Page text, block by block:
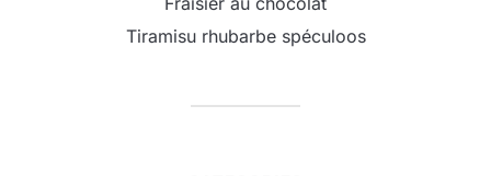
Tiramisu rhubarbe spéculoos